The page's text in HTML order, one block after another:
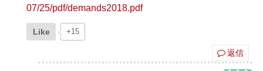
07/25/pdf/demands2018.pdf
Like +15
返信